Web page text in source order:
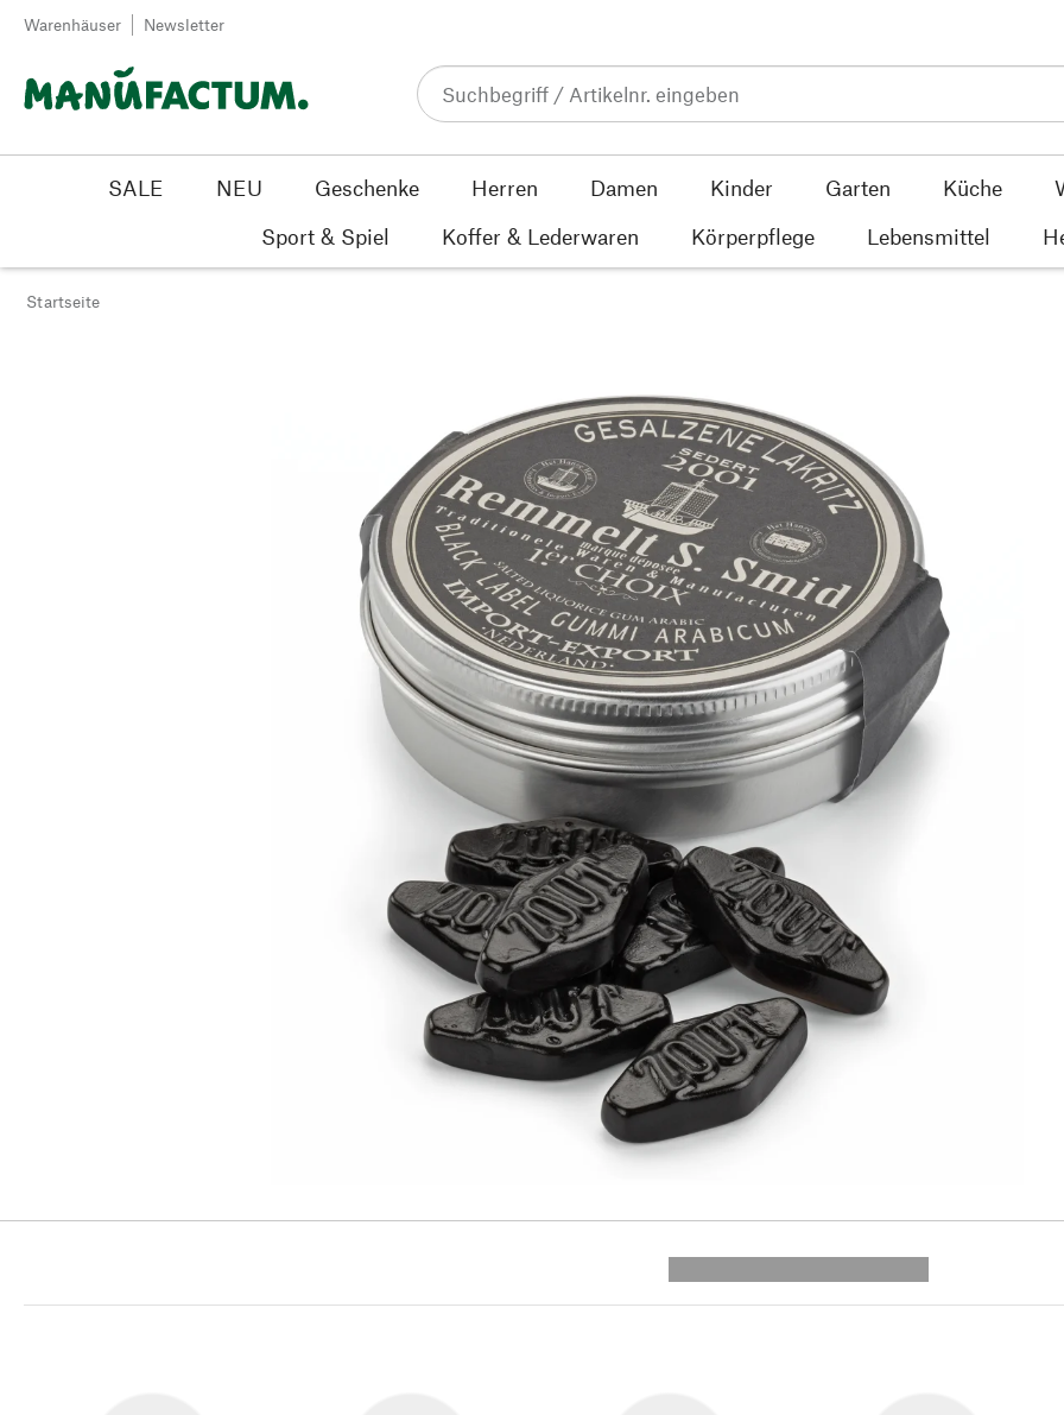
Zum Inhalt springen
Warenhäuser Newsletter
SALE NEU Geschenke Herren Damen Kinder Garten Küche
Sport & Spiel
Koffer & Lederwaren Körperpflege Lebensmittel
Startseite